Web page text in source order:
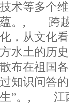
技术等多个
蕴。, 跨越
化，从文化
方水土的历
散布在祖国
过知识问答
生”。, 江西